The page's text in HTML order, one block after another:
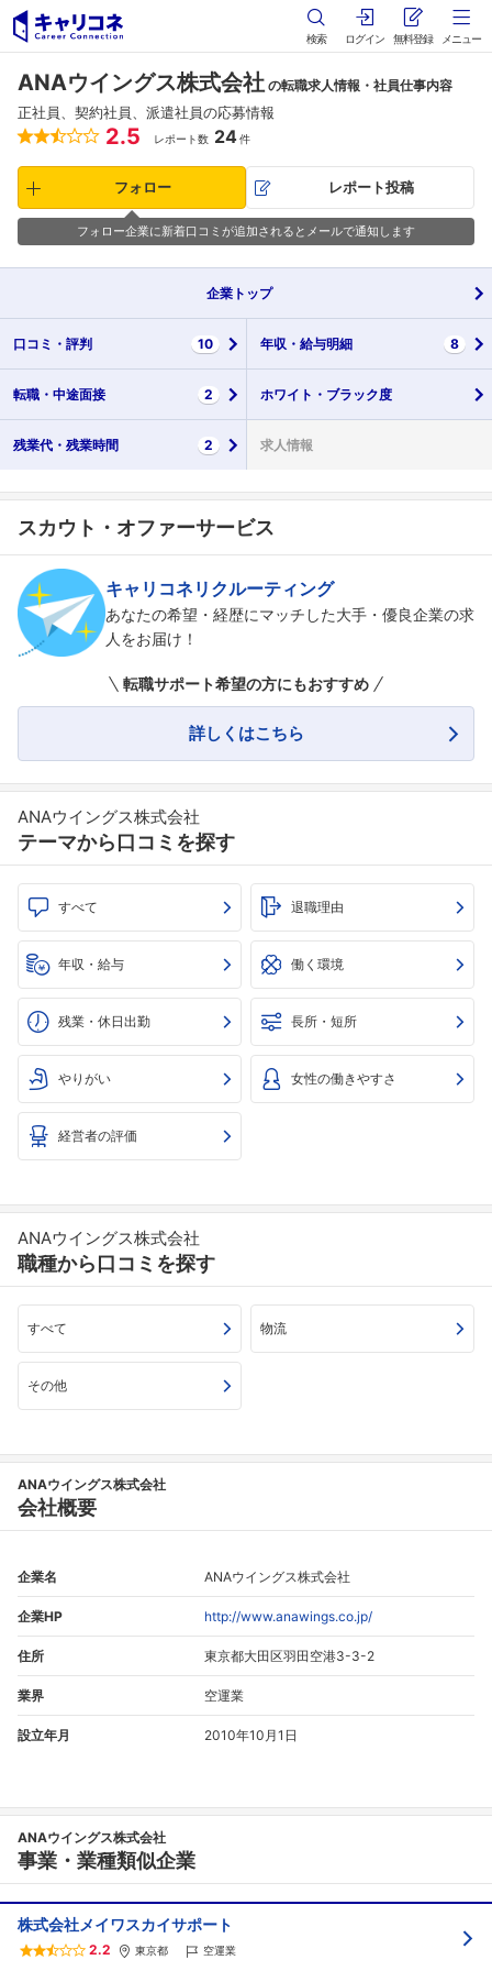
検索 ログイン 無料登録 メニュー
ANAウイングス株式会社 の転職求人情報・社員仕事内容
正社員、契約社員、派遣社員の応募情報
2.5 レポート数 24件
フォロー レポート投稿
フォロー企業に新着口コミが追加されるとメールで通知します
企業 トップ
口コミ・ 評判 10 年収・ 給与明細 8
転職・ 中途面接 2 ホワイト・ ブラック度
残業代・ 残業時間 2 求人情報
スカウト・オファーサービス
キャリコネリクルーティング
あなたの希望・経歴にマッチした大手・優良企業の求
人をお届け！
転職サポート希望の方にもおすすめ
詳しくはこちら
ANAウイングス株式会社
テーマから口コミを探す
すべて 退職理由
年収・給与 働く環境
残業・休日出勤 長所・短所
やりがい 女性の働きやすさ
経営者の評価
ANAウイングス株式会社
職種から口コミを探す
すべて 物流
その他
ANAウイングス株式会社
会社概要
企業名 ANAウイングス株式会社
企業HP http://www.anawings.co.jp/
住所 東京都大田区羽田空港3-3-2
業界 空運業
設立年月 2010年10月1日
ANAウイングス株式会社
事業・業種類似企業
株式会社メイワスカイサポート
2.2 東京都 空運業